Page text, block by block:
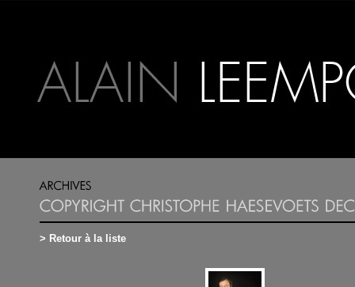
> Retour à la liste